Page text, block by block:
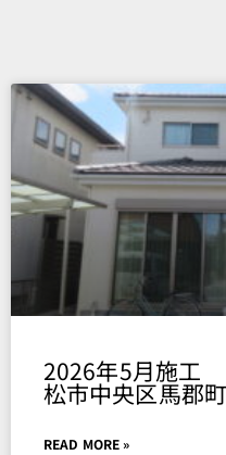
2026年
松市中央
READ MORE »
Page